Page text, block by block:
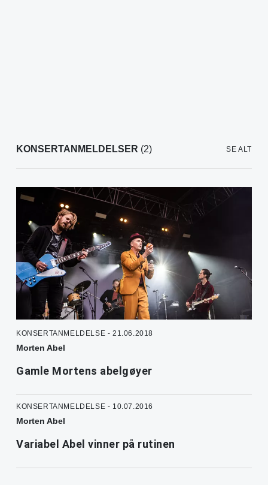
KONSERTANMELDELSER (2) SE ALT
KONSERTANMELDELSE - 21.06.2018
Morten Abel
Gamle Mortens abelgøyer
KONSERTANMELDELSE - 10.07.2016
Morten Abel
Variabel Abel vinner på rutinen